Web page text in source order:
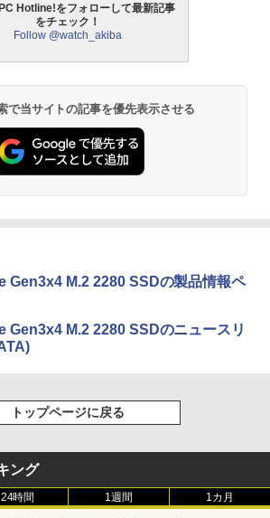
Hotline!をフォローして最新記事
をチェック！
Follow @watch_akiba
で当サイトの記事を優先表示させる
Gen3x4 M.2 2280 SSDの製品情報ペ
Gen3x4 M.2 2280 SSDのニュースリ
トップページに戻る
ング
24時間 1週間 1カ月